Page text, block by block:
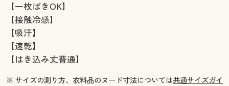
【一枚ばきOK】
【接触冷感】
【吸汗】
【速乾】
【はき込み丈普通】
※ サイズの測り方、衣料品のヌード寸法については共通サイズガイ